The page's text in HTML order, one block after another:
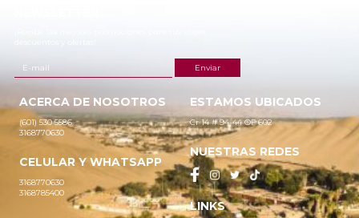
ACERCA DE NOSOTROS
(601) 530 5586
3168770630
CELULAR Y WHATSAPP
3168770630
3168785400
ESTAMOS UBICADOS
Cr 14 # 94-44 OF 602
NUESTRAS REDES
LINKS